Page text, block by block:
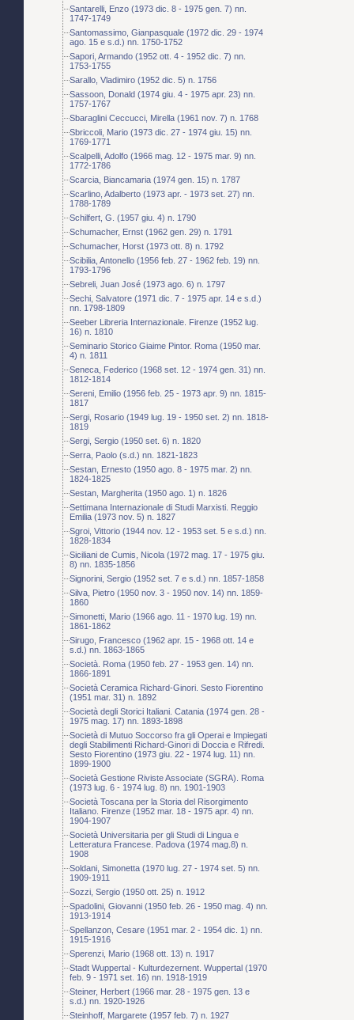
Santarelli, Enzo (1973 dic. 8 - 1975 gen. 7) nn.
1747-1749
Santomassimo, Gianpasquale (1972 dic. 29 - 1974
ago. 15 e s.d.) nn. 1750-1752
Sapori, Armando (1952 ott. 4 - 1952 dic. 7) nn.
1753-1755
Sarallo, Vladimiro (1952 dic. 5) n. 1756
Sassoon, Donald (1974 giu. 4 - 1975 apr. 23) nn.
1757-1767
Sbaraglini Ceccucci, Mirella (1961 nov. 7) n. 1768
Sbriccoli, Mario (1973 dic. 27 - 1974 giu. 15) nn.
1769-1771
Scalpelli, Adolfo (1966 mag. 12 - 1975 mar. 9) nn.
1772-1786
Scarcia, Biancamaria (1974 gen. 15) n. 1787
Scarlino, Adalberto (1973 apr. - 1973 set. 27) nn.
1788-1789
Schilfert, G. (1957 giu. 4) n. 1790
Schumacher, Ernst (1962 gen. 29) n. 1791
Schumacher, Horst (1973 ott. 8) n. 1792
Scibilia, Antonello (1956 feb. 27 - 1962 feb. 19) nn.
1793-1796
Sebreli, Juan José (1973 ago. 6) n. 1797
Sechi, Salvatore (1971 dic. 7 - 1975 apr. 14 e s.d.)
nn. 1798-1809
Seeber Libreria Internazionale. Firenze (1952 lug.
16) n. 1810
Seminario Storico Giaime Pintor. Roma (1950 mar.
4) n. 1811
Seneca, Federico (1968 set. 12 - 1974 gen. 31) nn.
1812-1814
Sereni, Emilio (1956 feb. 25 - 1973 apr. 9) nn. 1815-
1817
Sergi, Rosario (1949 lug. 19 - 1950 set. 2) nn. 1818-
1819
Sergi, Sergio (1950 set. 6) n. 1820
Serra, Paolo (s.d.) nn. 1821-1823
Sestan, Ernesto (1950 ago. 8 - 1975 mar. 2) nn.
1824-1825
Sestan, Margherita (1950 ago. 1) n. 1826
Settimana Internazionale di Studi Marxisti. Reggio
Emilia (1973 nov. 5) n. 1827
Sgroi, Vittorio (1944 nov. 12 - 1953 set. 5 e s.d.) nn.
1828-1834
Siciliani de Cumis, Nicola (1972 mag. 17 - 1975 giu.
8) nn. 1835-1856
Signorini, Sergio (1952 set. 7 e s.d.) nn. 1857-1858
Silva, Pietro (1950 nov. 3 - 1950 nov. 14) nn. 1859-
1860
Simonetti, Mario (1966 ago. 11 - 1970 lug. 19) nn.
1861-1862
Sirugo, Francesco (1962 apr. 15 - 1968 ott. 14 e
s.d.) nn. 1863-1865
Società. Roma (1950 feb. 27 - 1953 gen. 14) nn.
1866-1891
Società Ceramica Richard-Ginori. Sesto Fiorentino
(1951 mar. 31) n. 1892
Società degli Storici Italiani. Catania (1974 gen. 28 -
1975 mag. 17) nn. 1893-1898
Società di Mutuo Soccorso fra gli Operai e Impiegati
degli Stabilimenti Richard-Ginori di Doccia e Rifredi.
Sesto Fiorentino (1973 giu. 22 - 1974 lug. 11) nn.
1899-1900
Società Gestione Riviste Associate (SGRA). Roma
(1973 lug. 6 - 1974 lug. 8) nn. 1901-1903
Società Toscana per la Storia del Risorgimento
Italiano. Firenze (1952 mar. 18 - 1975 apr. 4) nn.
1904-1907
Società Universitaria per gli Studi di Lingua e
Letteratura Francese. Padova (1974 mag.8) n.
1908
Soldani, Simonetta (1970 lug. 27 - 1974 set. 5) nn.
1909-1911
Sozzi, Sergio (1950 ott. 25) n. 1912
Spadolini, Giovanni (1950 feb. 26 - 1950 mag. 4) nn.
1913-1914
Spellanzon, Cesare (1951 mar. 2 - 1954 dic. 1) nn.
1915-1916
Sperenzi, Mario (1968 ott. 13) n. 1917
Stadt Wuppertal - Kulturdezernent. Wuppertal (1970
feb. 9 - 1971 set. 16) nn. 1918-1919
Steiner, Herbert (1966 mar. 28 - 1975 gen. 13 e
s.d.) nn. 1920-1926
Steinhoff, Margarete (1957 feb. 7) n. 1927